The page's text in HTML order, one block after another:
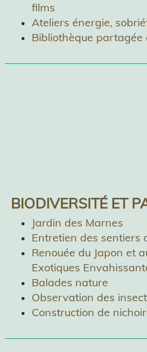
films
Ateliers énergie,
Bibliothèque partagée
BIODIVERSITÉ ET
Jardin des Marnes
Entretien des sentiers
Renouée du Japon et
Exotiques
Balades nature
Observation des
Construction de